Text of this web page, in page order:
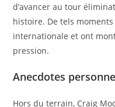
d’avancer au tour
histoire. De tels
internationale et ont
pression.
Anecdotes
Hors du terrain, Craig